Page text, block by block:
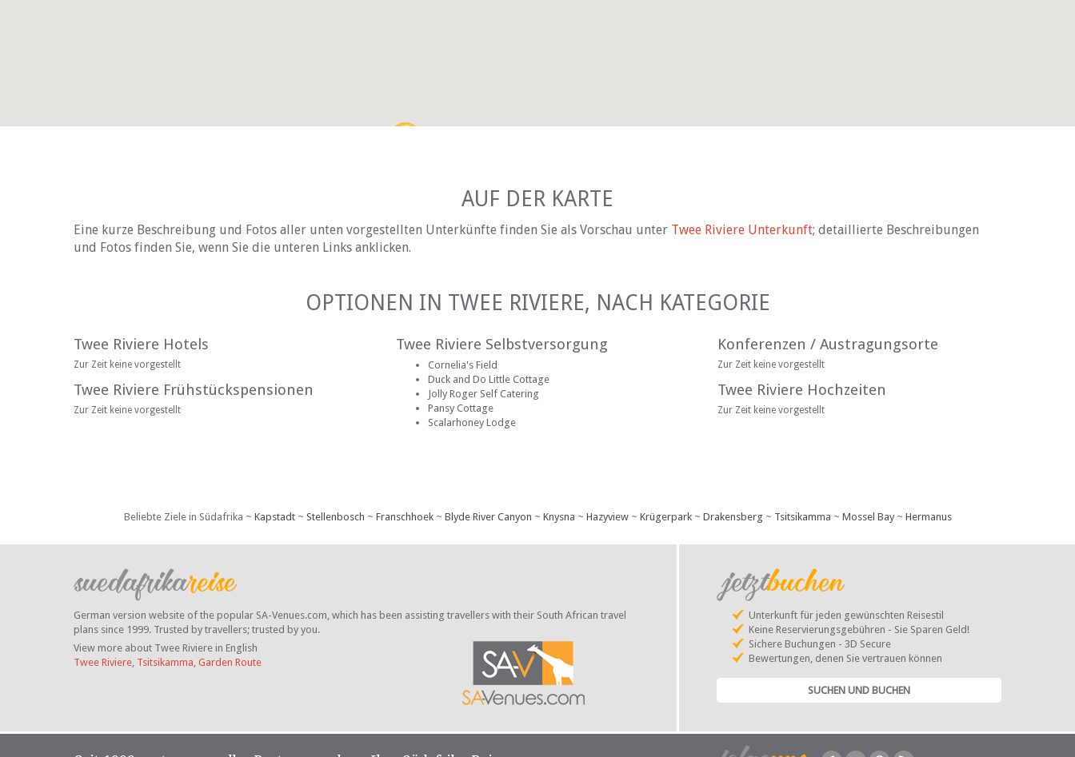
AUF DER KARTE
Eine kurze Beschreibung und Fotos aller unten vorgestellten Unterkünfte finden Sie als Vorschau unter Twee Riviere Unterkunft; detaillierte Beschreibungen
und Fotos finden Sie, wenn Sie die unteren Links anklicken.
OPTIONEN IN TWEE RIVIERE, NACH KATEGORIE
Twee Riviere Hotels
Zur Zeit keine vorgestellt
Twee Riviere Frühstückspensionen
Zur Zeit keine vorgestellt
Twee Riviere Selbstversorgung
Cornelia's Field
Duck and Do Little Cottage
Jolly Roger Self Catering
Pansy Cottage
Scalarhoney Lodge
Konferenzen / Austragungsorte
Zur Zeit keine vorgestellt
Twee Riviere Hochzeiten
Zur Zeit keine vorgestellt
Beliebte Ziele in Südafrika ~ Kapstadt~ Stellenbosch ~ Franschhoek~ Blyde River Canyon ~ Knysna ~ Hazyview~ Krügerpark~ Drakensberg ~ Tsitsikamma ~ Mossel Bay~ Hermanus
German version website of the popular SA-Venues.com, which has been assisting travellers with their South African travel
plans since 1999. Trusted by travellers; trusted by you.
View more about Twee Riviere in English
Twee Riviere, Tsitsikamma, Garden Route
Unterkunft für jeden gewünschten Reisestil
Keine Reservierungsgebühren - Sie Sparen Geld!
Sichere Buchungen - 3D Secure
Bewertungen, denen Sie vertrauen können
SUCHEN UND BUCHEN